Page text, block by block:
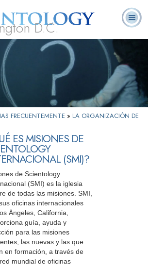
D.C.
¿Qué es
Scientology?
Ministros
Voluntarios
Preguntas
Frecuentes
FRECUENTEMENTE » LA ORGANIZACIÓN DE
ES MISIONES DE
(SMI)?
de Scientology
(SMI) es la iglesia
de todas las misiones. SMI,
oficinas internacionales
Ángeles, California,
guía, ayuda y
para las misiones
las nuevas y las que
en formación, a través de
mundial de oficinas